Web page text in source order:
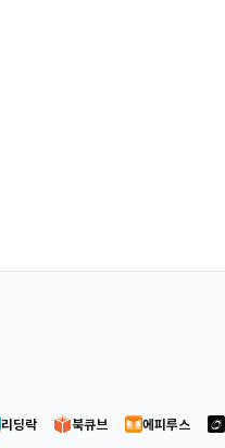
리딩락 북큐브 에피루스